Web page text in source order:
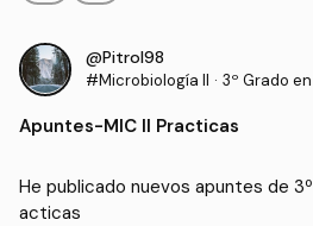
@Pitrol98
#Microbiología II · 3º Grado
Apuntes-MIC II Practicas
He publicado nuevos apuntes de
acticas